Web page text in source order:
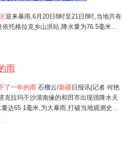
迎来暴雨,6月20日8时至21日8时,当地共有
托格拉克乡山洪站,降水量为76.5毫米。
,这个数字超过当地全年平均降水量,相当
雨
了一年的雨 石榴云/新疆 日报讯(记者 何艳
克拉玛干沙漠南缘的和田市出现强降水天
达65.1毫米,为大暴雨,打破当地观测史单
的实况数据显示,20日12-13时,和田市降